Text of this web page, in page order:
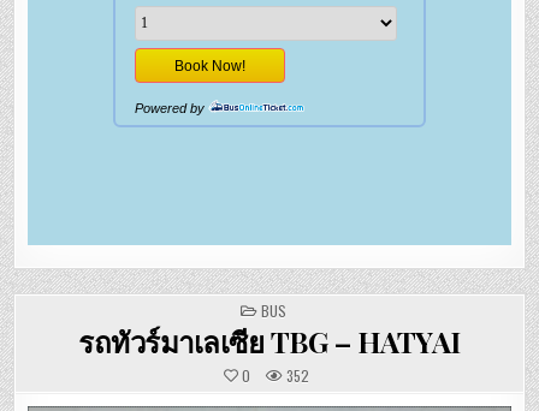
POSTED
IN
BUS
รถทัวร์มาเลเซีย TBG – HATYAI
0 352